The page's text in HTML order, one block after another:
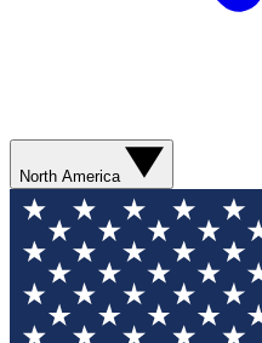
North America